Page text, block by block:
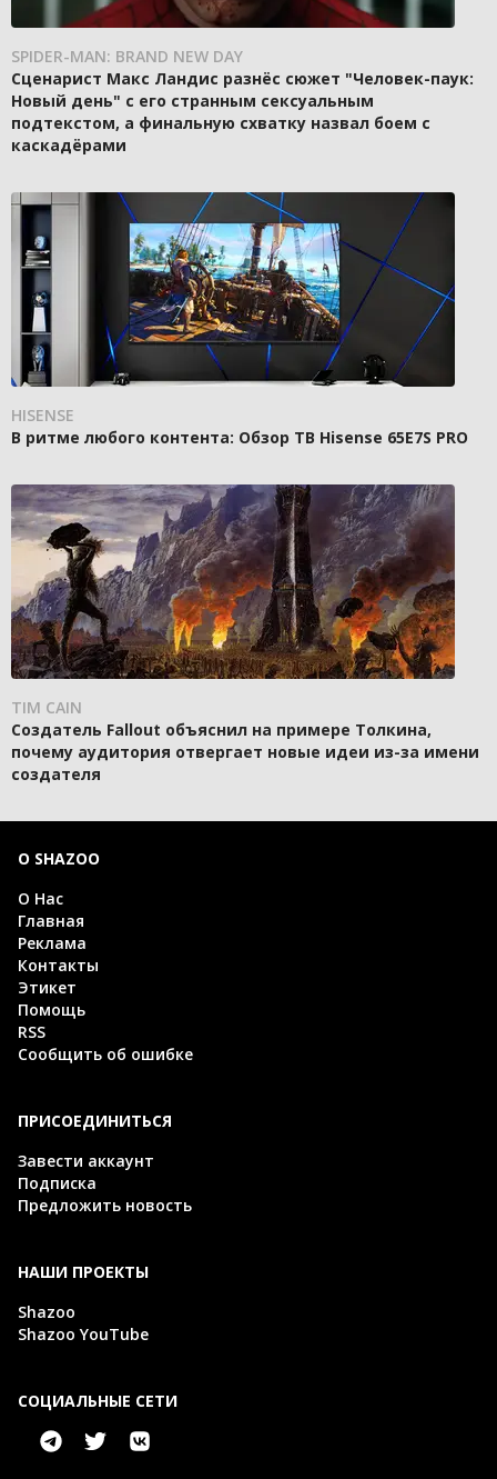
SPIDER-MAN: BRAND NEW DAY
Сценарист Макс Ландис разнёс сюжет "Человек-паук:
Новый день" с его странным сексуальным
подтекстом, а финальную схватку назвал боем с
каскадёрами
HISENSE
В ритме любого контента: Обзор ТВ Hisense 65E7S PRO
TIM CAIN
Создатель Fallout объяснил на примере Толкина,
почему аудитория отвергает новые идеи из-за имени
создателя
О SHAZOO
О Нас
Главная
Реклама
Контакты
Этикет
Помощь
RSS
Сообщить об ошибке
ПРИСОЕДИНИТЬСЯ
Завести аккаунт
Подписка
Предложить новость
НАШИ ПРОЕКТЫ
Shazoo
Shazoo YouTube
СОЦИАЛЬНЫЕ СЕТИ